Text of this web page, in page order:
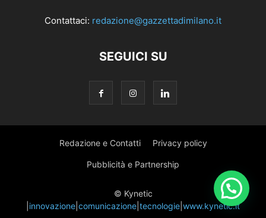
Contattaci: redazione@gazzettadimilano.it
SEGUICI SU
Redazione e Contatti Privacy policy
Pubblicità e Partnership
© Kynetic
innovazione comunicazione tecnologie www.kynetic.it